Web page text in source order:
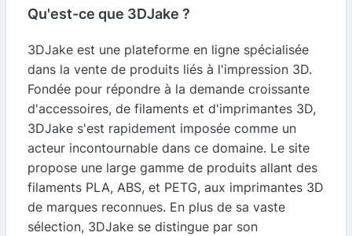
Qu'est-ce que 3DJake ?
3DJake est une plateforme en ligne spécialisée
dans la vente de produits liés à l'impression 3D.
Fondée pour répondre à la demande croissante
d'accessoires, de filaments et d'imprimantes 3D,
3DJake s'est rapidement imposée comme un
acteur incontournable dans ce domaine. Le site
propose une large gamme de produits allant des
filaments PLA, ABS, et PETG, aux imprimantes 3D
de marques reconnues. En plus de sa vaste
sélection, 3DJake se distingue par son